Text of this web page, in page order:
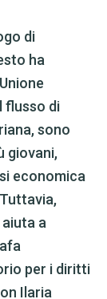
di
ha
flusso di
sono
giovani,
economica
a
per i diritti
Ilaria